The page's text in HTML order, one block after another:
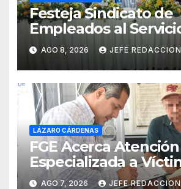
Festeja Sindicato de
Empleados al
Ayuntamiento de
Empleado Municipal
AGO 8, 2026 JEFE REDACCION
LÁZARO CÁRDENAS
FGE Acerca Atención
Especializada a
Ciudadanía de
AGO 7, 2026 JEFE REDACCION